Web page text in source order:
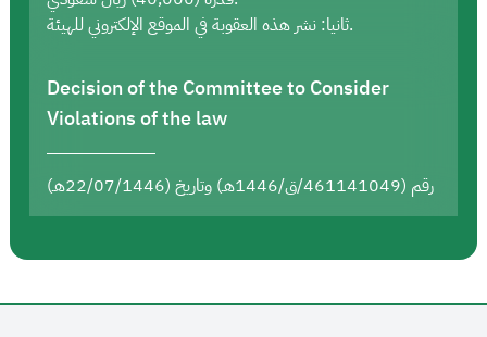
ثانيا: نشر هذه العقوبة في الموقع الإلكتروني للهيئة.
Decision of the Committee to Consider
Violations of the law
رقم (461141049/ق/1446هـ) وتاريخ (22/07/1446هـ)